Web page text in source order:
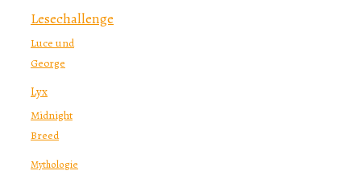
Lesechallenge
Luce und
George
Lyx
Midnight
Breed
Mythologie